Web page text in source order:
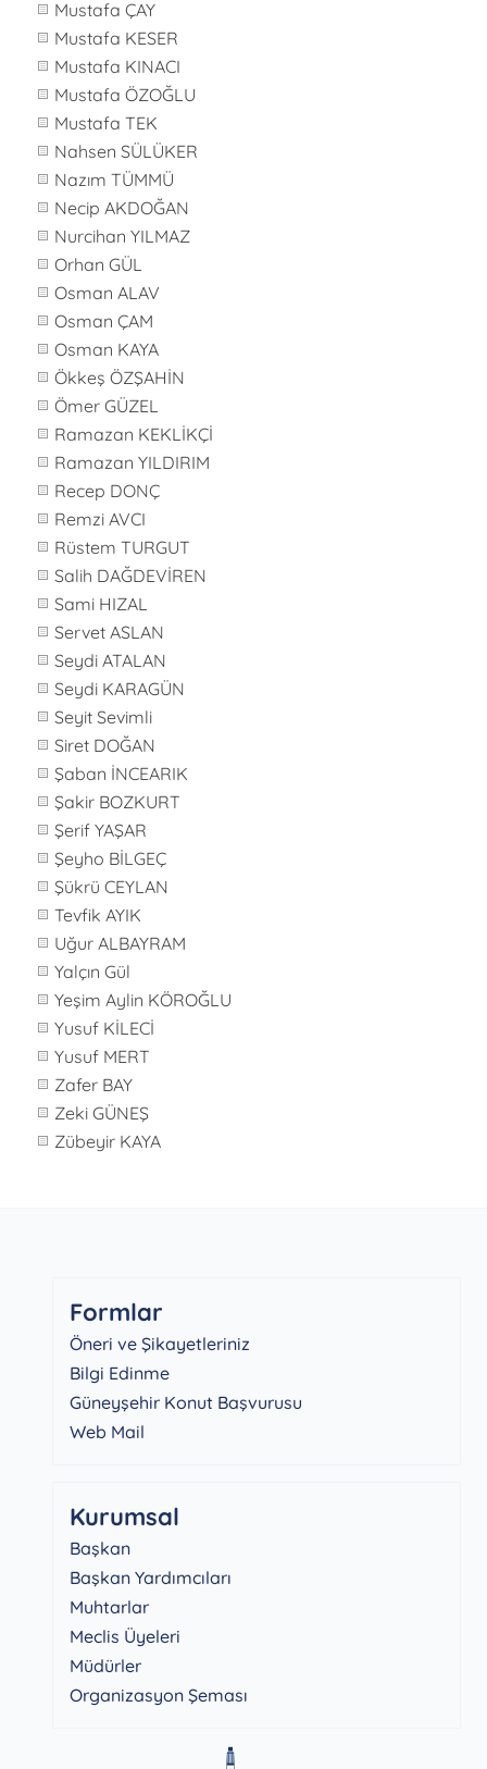
Mustafa ÇAY
Mustafa KESER
Mustafa KINACI
Mustafa ÖZOĞLU
Mustafa TEK
Nahsen SÜLÜKER
Nazım TÜMMÜ
Necip AKDOĞAN
Nurcihan YILMAZ
Orhan GÜL
Osman ALAV
Osman ÇAM
Osman KAYA
Ökkeş ÖZŞAHİN
Ömer GÜZEL
Ramazan KEKLİKÇİ
Ramazan YILDIRIM
Recep DONÇ
Remzi AVCI
Rüstem TURGUT
Salih DAĞDEVİREN
Sami HIZAL
Servet ASLAN
Seydi ATALAN
Seydi KARAGÜN
Seyit Sevimli
Siret DOĞAN
Şaban İNCEARIK
Şakir BOZKURT
Şerif YAŞAR
Şeyho BİLGEÇ
Şükrü CEYLAN
Tevfik AYIK
Uğur ALBAYRAM
Yalçın Gül
Yeşim Aylin KÖROĞLU
Yusuf KİLECİ
Yusuf MERT
Zafer BAY
Zeki GÜNEŞ
Zübeyir KAYA
Formlar
Öneri ve Şikayetleriniz
Bilgi Edinme
Güneyşehir Konut Başvurusu
Web Mail
Kurumsal
Başkan
Başkan Yardımcıları
Muhtarlar
Meclis Üyeleri
Müdürler
Organizasyon Şeması